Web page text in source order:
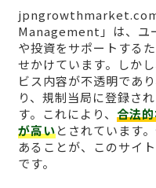
Management」は、ユ
や投資をサポートする
せかけています。しか
ビス内容が不透明であ
り、規制当局に登録さ
す。これにより、 合法
が高いとされています
あることが、このサイ
です。